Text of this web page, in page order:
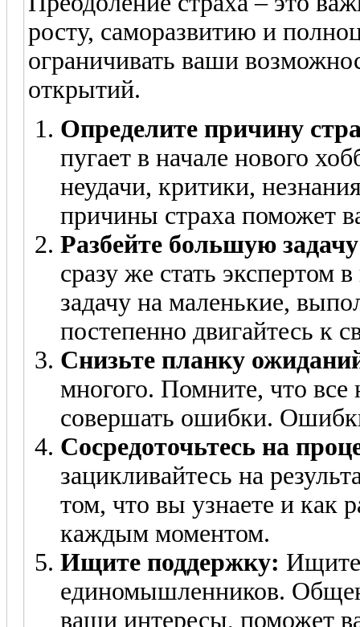
росту, саморазвитию и
ограничивать ваши
открытий.
Определите причину
пугает в начале нового
неудачи, критики,
причины страха поможет
Разбейте большую
сразу же стать экспертом
задачу на маленькие,
постепенно двигайтесь к
Снизьте планку
многого. Помните, что все
совершать ошибки.
Сосредоточьтесь на
зацикливайтесь на
том, что вы узнаете и как
каждым моментом.
Ищите поддержку: Ищите
единомышленников.
ваши интересы, поможет